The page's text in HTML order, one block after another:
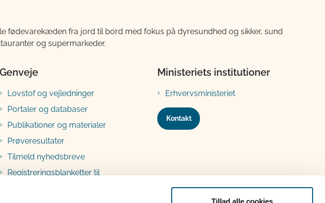
Tillad alle cookies
fødevarekæden fra jord til bord med fokus på dyresundhed og sikker, sund
og supermarkeder.
Genveje
Lovstof og vejledninger
Portaler og databaser
Publikationer og materialer
Prøveresultater
Tilmeld nyhedsbreve
Registreringsblanketter til
Ministeriets institutioner
Erhvervsministeriet
Kontakt